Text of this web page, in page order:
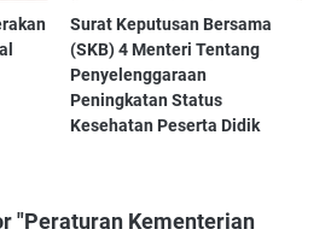
Surat Keputusan Bersama
(SKB) 4 Menteri Tentang
Penyelenggaraan
Peningkatan Status
Kesehatan Peserta Didik
"Peraturan Kementerian